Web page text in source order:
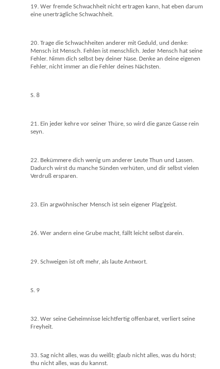
19. Wer fremde Schwachheit nicht ertragen kann, hat eben darum
eine unerträgliche Schwachheit.
20. Trage die Schwachheiten anderer mit Geduld, und denke:
Mensch ist Mensch. Fehlen ist menschlich. Jeder Mensch hat seine
Fehler. Nimm dich selbst bey deiner Nase. Denke an deine eigenen
Fehler, nicht immer an die Fehler deines Nächsten.
S. 8
21. Ein jeder kehre vor seiner Thüre, so wird die ganze Gasse rein
seyn.
22. Bekümmere dich wenig um anderer Leute Thun und Lassen.
Dadurch wirst du manche Sünden verhüten, und dir selbst vielen
Verdruß ersparen.
23. Ein argwöhnischer Mensch ist sein eigener Plag‘geist.
26. Wer andern eine Grube macht, fällt leicht selbst darein.
29. Schweigen ist oft mehr, als laute Antwort.
S. 9
32. Wer seine Geheimnisse leichtfertig offenbaret, verliert seine
Freyheit.
33. Sag nicht alles, was du weißt; glaub nicht alles, was du hörst;
thu nicht alles, was du kannst.